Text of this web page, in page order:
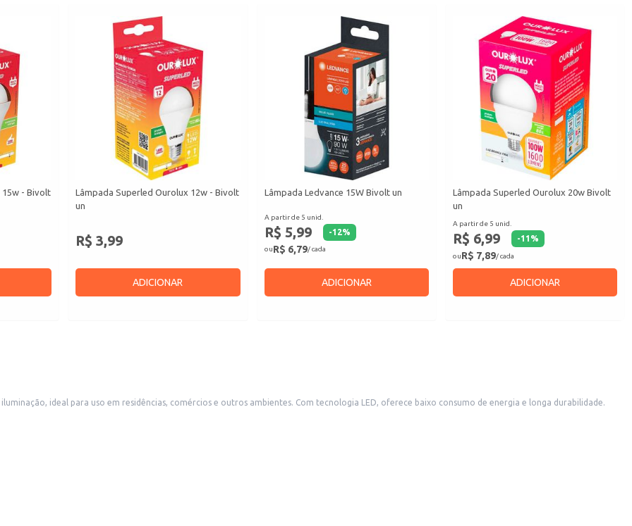
15w - Bivolt
Lâmpada Superled Ourolux 12w - Bivolt
un
R$ 3,99
ADICIONAR
Lâmpada Ledvance 15W Bivolt un
A partir de 5 unid.
R$ 5,99 -12%
ouR$ 6,79/ cada
ADICIONAR
Lâmpada Superled Ourolux 20w Bivolt
un
A partir de 5 unid.
R$ 6,99 -11 %
ouR$ 7,89/ cada
ADICIONAR
ideal para uso em residências, comércios e outros ambientes. Com tecnologia LED, oferece baixo consumo de energia e longa durabilidade.